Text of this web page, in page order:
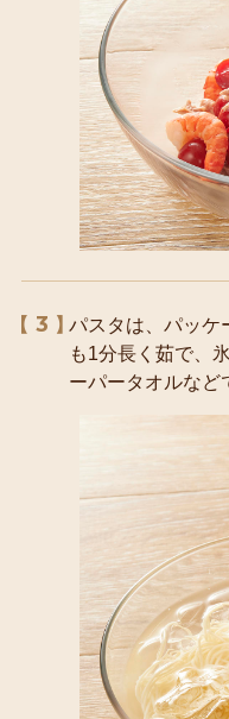
3
パスタは、パッケ
も1分長く茹で、
ーパータオルなど